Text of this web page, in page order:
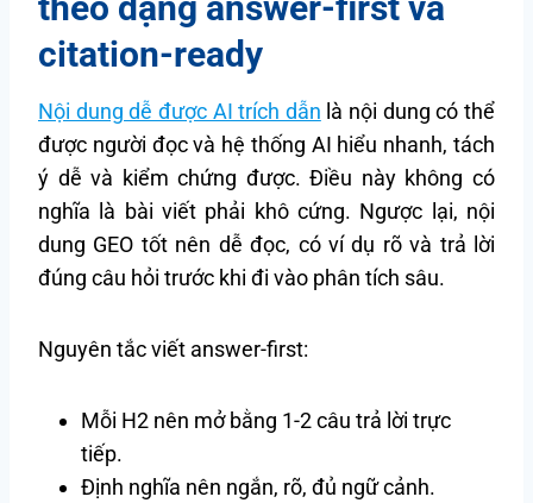
citation-ready
Nội dung dễ được AI trích dẫn là nội dung có thể
được người đọc và hệ thống AI hiểu nhanh, tách
ý dễ và kiểm chứng được. Điều này không có
nghĩa là bài viết phải khô cứng. Ngược lại, nội
dung GEO tốt nên dễ đọc, có ví dụ rõ và trả lời
đúng câu hỏi trước khi đi vào phân tích sâu.
Nguyên tắc viết answer-first:
Mỗi H2 nên mở bằng 1-2 câu trả lời trực
tiếp.
Định nghĩa nên ngắn, rõ, đủ ngữ cảnh.